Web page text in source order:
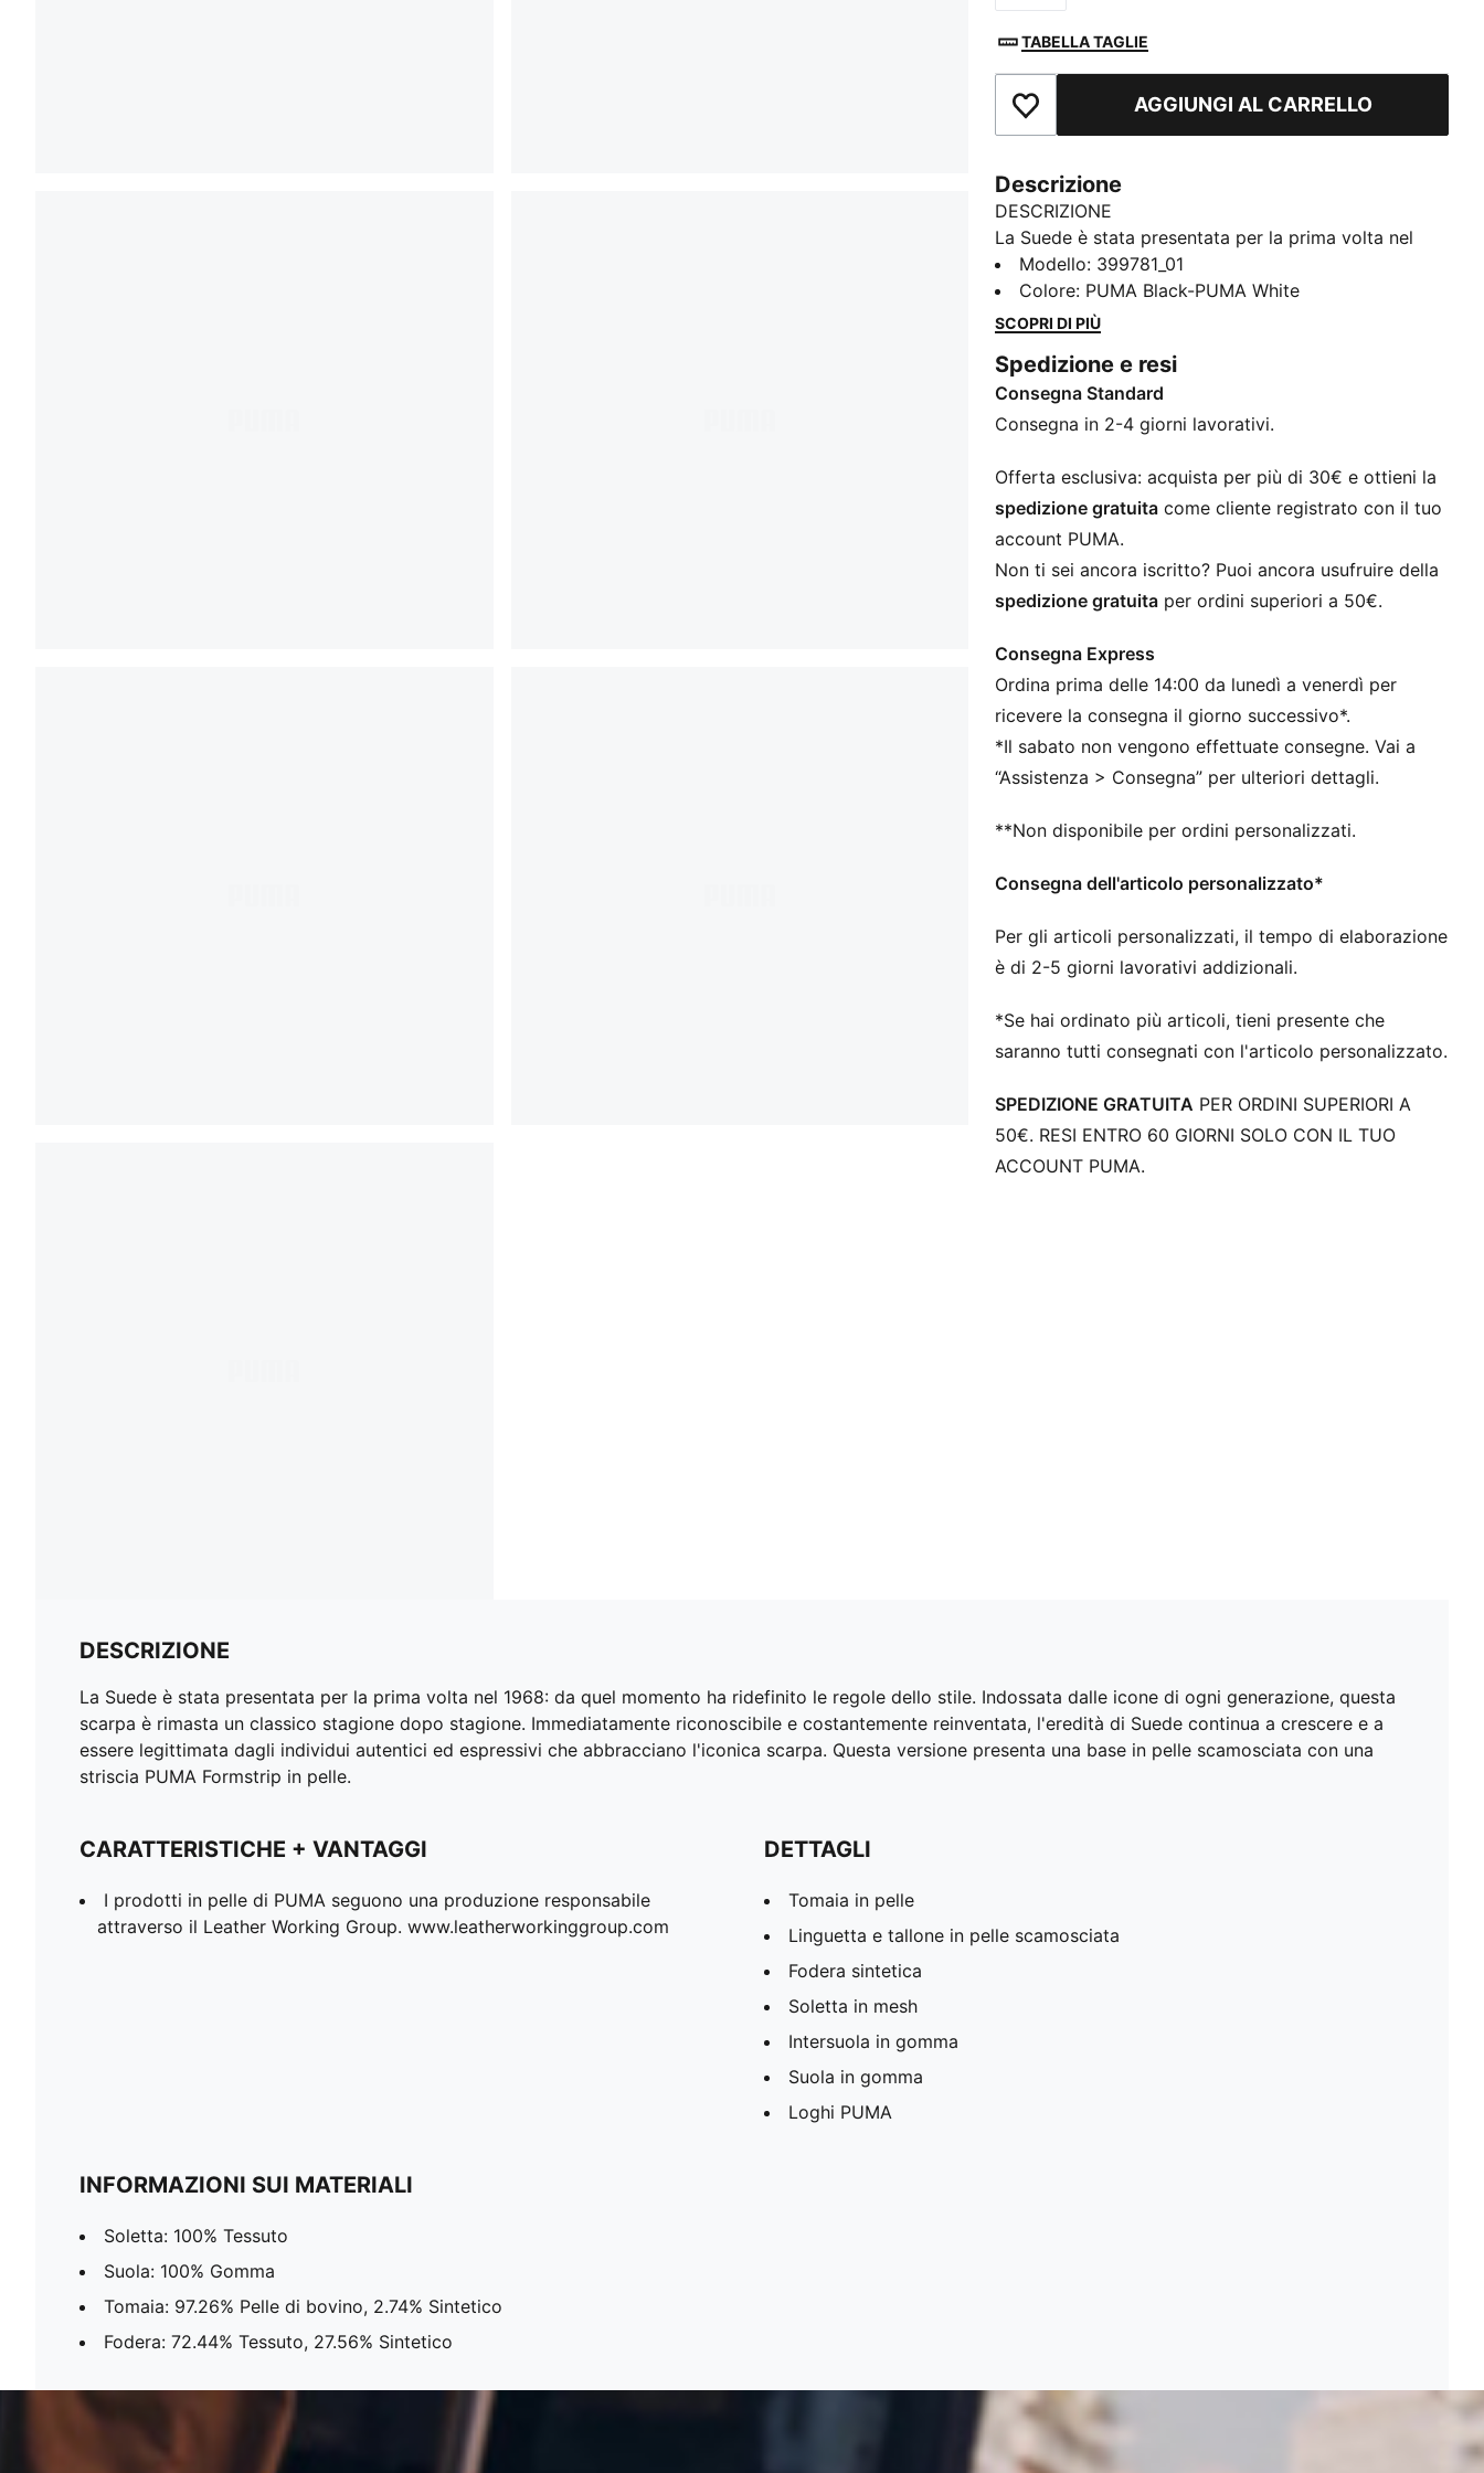
TABELLA TAGLIE
Aggiungi ai PreferitiAGGIUNGI AL CARRELLO
Descrizione
DESCRIZIONE
La Suede è stata presentata per la prima volta nel
1968: da quel momento ha ridefinito le regole dello
stile. Indossata dalle icone di ogni generazione,
questa scarpa è rimasta un classico stagione dopo
costantemente reinventata, l'eredità di Suede
continua a crescere e a essere legittimata dagli
individui autentici ed espressivi che abbracciano
in pelle scamosciata con una striscia PUMA Formstrip
in pelle.
CARATTERISTICHE + VANTAGGI
responsabile attraverso il Leather Working Group.
www.leatherworkinggroup.com
Tomaia in pelle
Linguetta e tallone in pelle scamosciata
Fodera sintetica
Soletta in mesh
Intersuola in gomma
Loghi PUMA
Modello: 399781_01
Colore: PUMA Black-PUMA White
SCOPRI DI PIÙ
Spedizione e resi
Consegna Standard
Consegna in 2-4 giorni lavorativi.
Offerta esclusiva: acquista per più di 30€ e ottieni la
spedizione gratuita come cliente registrato con il tuo
account PUMA.
Non ti sei ancora iscritto? Puoi ancora usufruire della
spedizione gratuita per ordini superiori a 50€.
Consegna Express
Ordina prima delle 14:00 da lunedì a venerdì per
ricevere la consegna il giorno successivo*.
*Il sabato non vengono effettuate consegne. Vai a
“Assistenza > Consegna” per ulteriori dettagli.
**Non disponibile per ordini personalizzati.
Consegna dell'articolo personalizzato*
Per gli articoli personalizzati, il tempo di elaborazione
è di 2-5 giorni lavorativi addizionali.
*Se hai ordinato più articoli, tieni presente che
saranno tutti consegnati con l'articolo personalizzato.
SPEDIZIONE GRATUITA PER ORDINI SUPERIORI A
50€. RESI ENTRO 60 GIORNI SOLO CON IL TUO
ACCOUNT PUMA.
DESCRIZIONE
La Suede è stata presentata per la prima volta nel 1968: da quel momento ha ridefinito le regole dello stile. Indossata dalle icone di ogni generazione, questa
scarpa è rimasta un classico stagione dopo stagione. Immediatamente riconoscibile e costantemente reinventata, l'eredità di Suede continua a crescere e a
essere legittimata dagli individui autentici ed espressivi che abbracciano l'iconica scarpa. Questa versione presenta una base in pelle scamosciata con una
striscia PUMA Formstrip in pelle.
CARATTERISTICHE + VANTAGGI
I prodotti in pelle di PUMA seguono una produzione responsabile
attraverso il Leather Working Group. www.leatherworkinggroup.com
DETTAGLI
Tomaia in pelle
Linguetta e tallone in pelle scamosciata
Fodera sintetica
Soletta in mesh
Intersuola in gomma
Suola in gomma
Loghi PUMA
INFORMAZIONI SUI MATERIALI
Soletta: 100% Tessuto
Suola: 100% Gomma
Tomaia: 97.26% Pelle di bovino, 2.74% Sintetico
Fodera: 72.44% Tessuto, 27.56% Sintetico